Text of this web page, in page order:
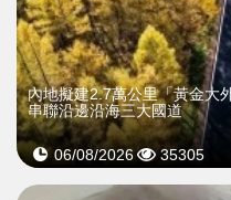
內地擬建2.7萬公里「黃金大外
串聯沿邊沿海三大國道
06/08/2026 35305